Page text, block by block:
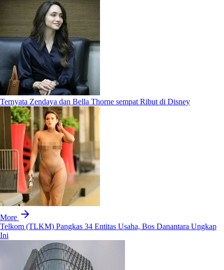
Ternyata Zendaya dan Bella Thorne sempat Ribut di Disney
More
Telkom (TLKM) Pangkas 34 Entitas Usaha, Bos Danantara Ungkap
Ini